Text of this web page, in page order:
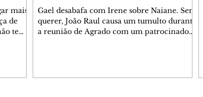
mais
de
tem
Gael desabafa com Irene sobre Naiane. Sem
querer, João Raul causa um tumulto durante
a reunião de Agrado com um patrocinador.